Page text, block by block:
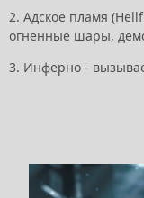
2. Адское пламя
огненные шары,
3. Инферно -